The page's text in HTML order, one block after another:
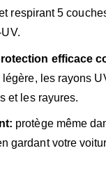
respirant 5
efficace
les rayons
et les rayures.
protège même
gardant votre